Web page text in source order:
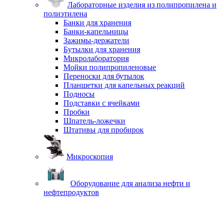
Лабораторные изделия из полипропилена и
полиэтилена
Банки для хранения
Банки-капельницы
Зажимы-держатели
Бутылки для хранения
Микролаборатория
Мойки полипропиленовые
Переноски для бутылок
Планшетки для капельных реакций
Подносы
Подставки с ячейками
Пробки
Шпатель-ложечки
Штативы для пробирок
Микроскопия
Оборудование для анализа нефти и
нефтепродуктов